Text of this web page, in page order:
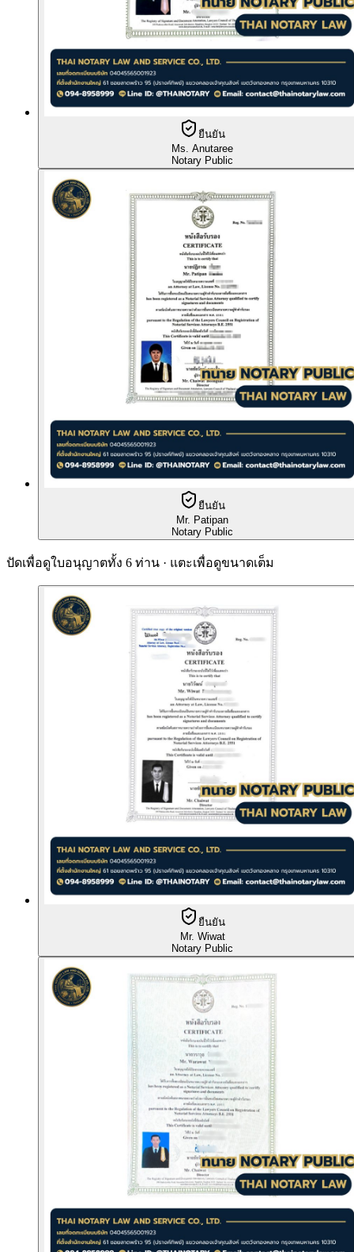
ยืนยัน
Ms. Anutaree
Notary Public
ยืนยัน
Mr. Patipan
Notary Public
ปัดเพื่อดูใบอนุญาตทั้ง 6 ท่าน · แตะเพื่อดูขนาดเต็ม
ยืนยัน
Mr. Wiwat
Notary Public